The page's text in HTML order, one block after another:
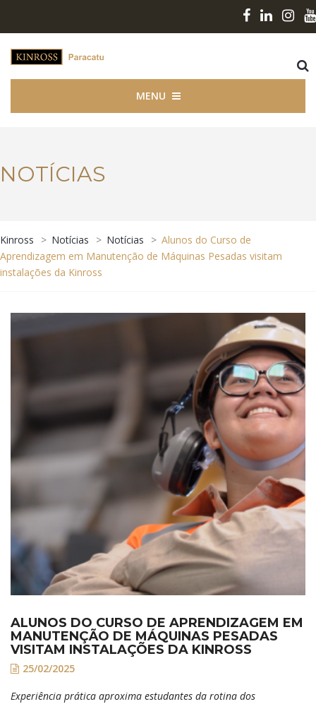
MENU
NOTÍCIAS
Kinross > Notícias > Notícias > Alunos do Curso de
Aprendizagem em Manutenção de Máquinas Pesadas visitam
instalações da Kinross
ALUNOS DO CURSO DE APRENDIZAGEM EM
MANUTENÇÃO DE MÁQUINAS PESADAS
VISITAM INSTALAÇÕES DA KINROSS
25/02/2025
Experiência prática aproxima estudantes da rotina dos